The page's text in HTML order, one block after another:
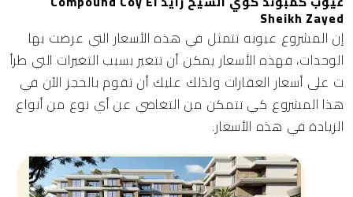
Sheikh Zayed
إن المشروع عيوبه تتمثل في هذه الأسعار التي عرضت بها
الوحدات، فهذه الأسعار يمكن أن تتغير بسبب التغيرات التي طرأ
ت على أسعار العقارات ولذلك عليك أن تقوم بالحجز الآن في
هذا المشروع كي تتمكن من التغاضي عن أي نوع من أنواع
الزيادة في هذه الأسعار.